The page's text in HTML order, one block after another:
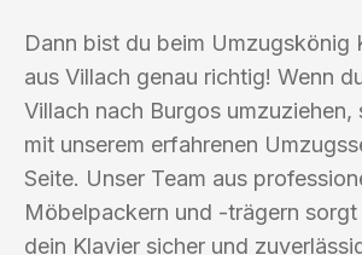
Dann bist du beim Umzugskönig
aus Villach genau richtig! Wenn
Villach nach Burgos umzuziehen,
mit unserem erfahrenen
Seite. Unser Team aus
Möbelpackern und -trägern
dein Klavier sicher und